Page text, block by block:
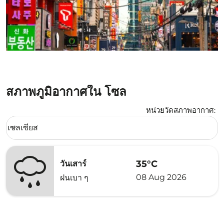
สภาพภูมิอากาศใน โซล
หน่วยวัดสภาพอากาศ:
Weather unit option เซลเซียส Selected
เซลเซียส
keyboard_arrow_down
วันเสาร์
ฝนเบา ๆ
35°C
08 Aug 2026